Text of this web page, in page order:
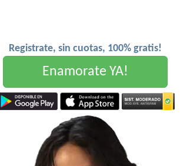
Registrate, sin cuotas, 100% gratis!
Enamorate YA!